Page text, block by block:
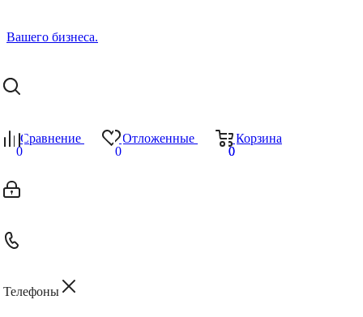
Сравнение
0
Отложенные
0
Корзина
0
0
Телефоны